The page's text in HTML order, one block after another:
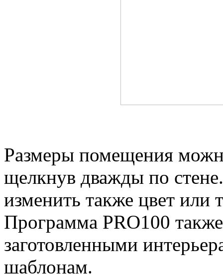
Размеры помещения
щелкнув дважды по
изменить также цвет или
Программа PRO100 также
заготовленными
шаблонам.